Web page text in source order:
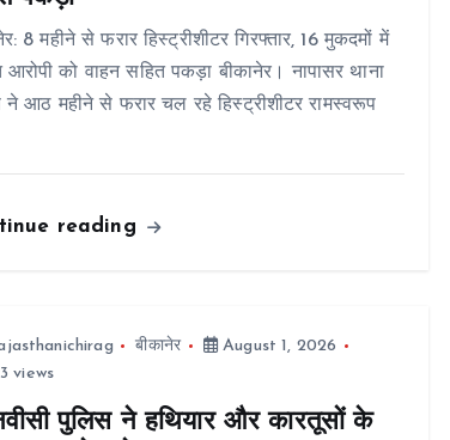
8 महीने से फरार हिस्ट्रीशीटर गिरफ्तार, 16 मुकदमों में
आरोपी को वाहन सहित पकड़ा बीकानेर। नापासर थाना
ने आठ महीने से फरार चल रहे हिस्ट्रीशीटर रामस्वरूप
reading
बीकानेर
August 1, 2026
views
पुलिस ने हथियार और कारतूसों के